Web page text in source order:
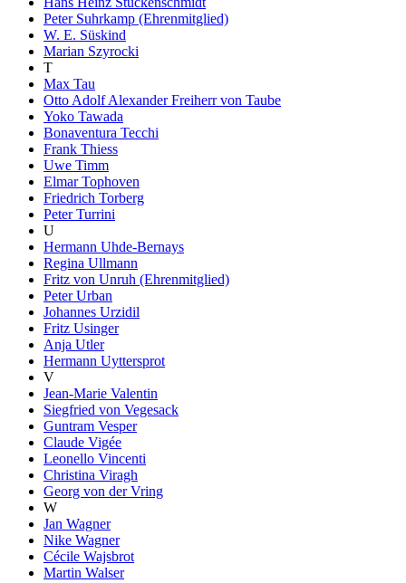
Peter Suhrkamp (Ehrenmitglied)
W. E. Süskind
Marian Szyrocki
T
Max Tau
Otto Adolf Alexander Freiherr von Taube
Yoko Tawada
Bonaventura Tecchi
Frank Thiess
Uwe Timm
Elmar Tophoven
Friedrich Torberg
Peter Turrini
U
Hermann Uhde-Bernays
Regina Ullmann
Fritz von Unruh (Ehrenmitglied)
Peter Urban
Johannes Urzidil
Fritz Usinger
Anja Utler
Hermann Uyttersprot
V
Jean-Marie Valentin
Siegfried von Vegesack
Guntram Vesper
Claude Vigée
Leonello Vincenti
Christina Viragh
Georg von der Vring
W
Jan Wagner
Nike Wagner
Cécile Wajsbrot
Martin Walser